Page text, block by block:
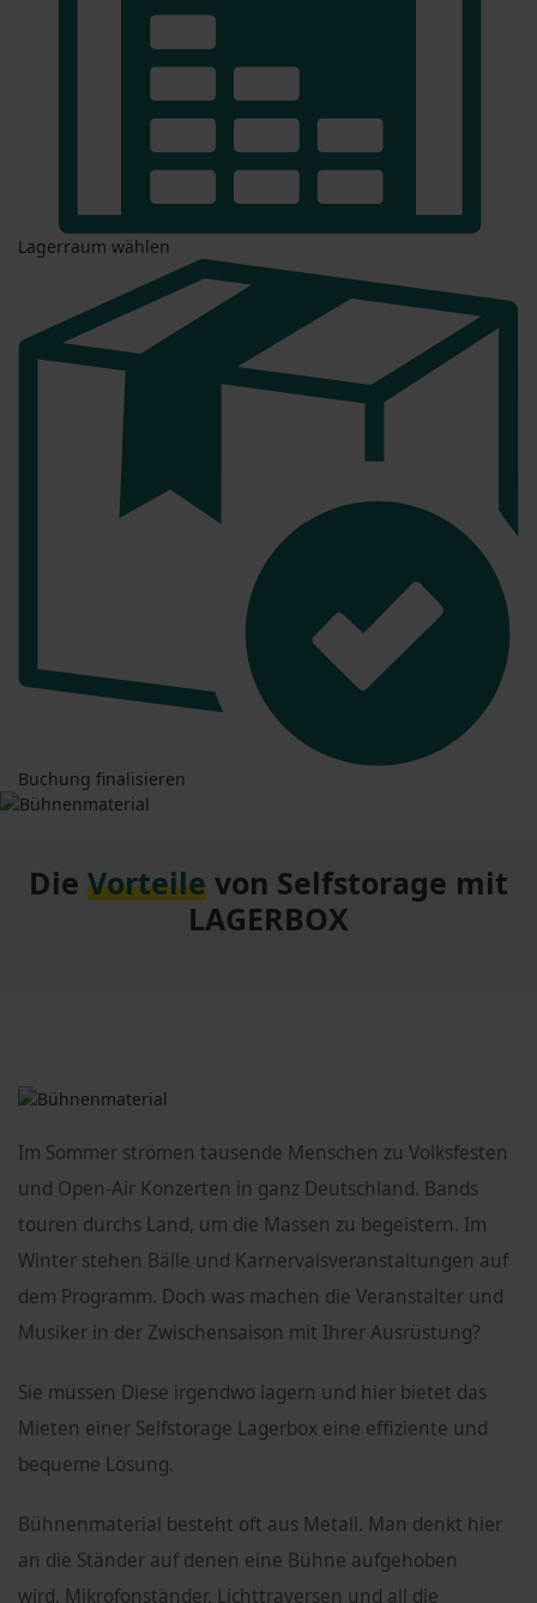
Lagerraum wählen
Buchung finalisieren
Die Vorteile von Selfstorage mit
LAGERBOX
Im Sommer strömen tausende Menschen zu Volksfesten
und Open-Air Konzerten in ganz Deutschland. Bands
touren durchs Land, um die Massen zu begeistern. Im
Winter stehen Bälle und Karnervalsveranstaltungen auf
dem Programm. Doch was machen die Veranstalter und
Musiker in der Zwischensaison mit Ihrer Ausrüstung?
Sie müssen Diese irgendwo lagern und hier bietet das
Mieten einer Selfstorage Lagerbox eine effiziente und
bequeme Lösung.
Bühnenmaterial besteht oft aus Metall. Man denkt hier
an die Ständer auf denen eine Bühne aufgehoben
wird, Mikrofonständer, Lichttraversen und all die